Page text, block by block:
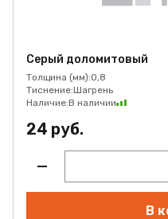
Серый доломитовый
Толщина (мм):0,8
Тиснение:Шагрень
Наличие:В наличии
24 руб.
В